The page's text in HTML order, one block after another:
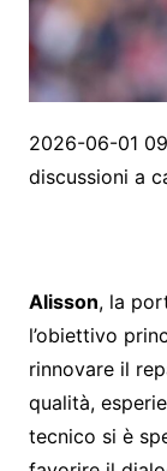
2026-06-01
discussioni a
Alisson, la
l’obiettivo
rinnovare il
qualità,
tecnico si è